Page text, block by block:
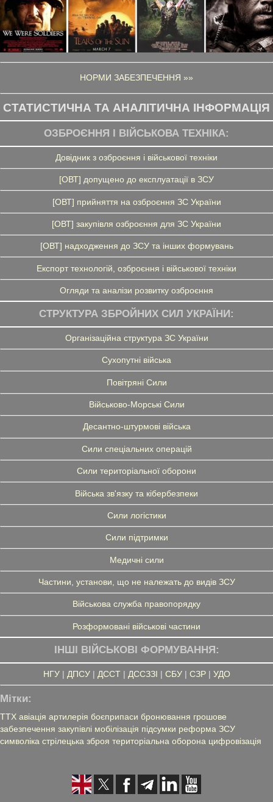
НОРМИ ЗАБЕЗПЕЧЕННЯ »»
СТАТИСТИЧНА ТА АНАЛІТИЧНА ІНФОРМАЦІЯ
ОЗБРОЄННЯ І ВІЙСЬКОВА ТЕХНІКА:
Довідник з озброєння і військової техніки
[ОВТ] допущено до експлуатації в ЗСУ
[ОВТ] прийняття на озброєння ЗС України
[ОВТ] закупівля озброєння для ЗС України
[ОВТ] надходження до ЗСУ та інших формувань
Експорт технологій, озброєння і військової техніки
Огляди та аналізи розвитку озброєння
СТРУКТУРА ЗБРОЙНИХ СИЛ УКРАЇНИ:
Організаційна структура ЗС України
Сухопутні війська
Повітряні Сили
Військово-Морські Сили
Десантно-штурмові війська
Сили спеціальних операцій
Сили територіальної оборони
Війська зв'язку та кібербезпеки
Сили логістики
Сили підтримки
Медичні сили
Частини, установи, що не належать до видів ЗСУ
Військова служба правопорядку
Розформовані військові частини
ІНШІ ВІЙСЬКОВІ ФОРМУВАННЯ:
НГУ| ДПСУ| ДССТ| ДССЗЗІ | СБУ| СЗР| УДО
Мітки:
ТТХ авіація артилерія боєприпаси бронювання грошове
забезпечення закупівлі мобілізація підсумки реформа ЗСУ
символіка стрілецька зброя територіальна оборона цифровізація